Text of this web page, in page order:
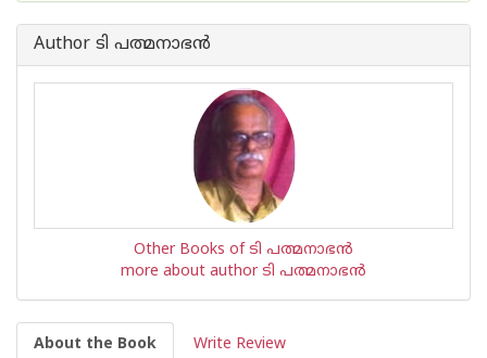
Author ടി പത്മനാഭന്‍
Other Books of ടി പത്മനാഭന്‍
more about author ടി പത്മനാഭന്‍
About the Book Write Review